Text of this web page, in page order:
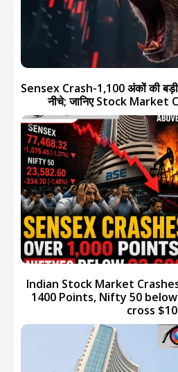
Sensex Crash-1,100 अंकों की
नीचे; जानिए Stock Market
Indian Stock Market
1400 Points, Nifty 50
cross